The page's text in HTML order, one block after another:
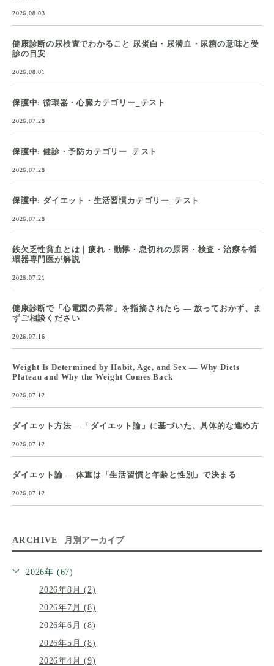
2026.08.03
健康診断の尿検査でわかること|尿蛋白・尿潜血・尿糖の意味と受
診の目安
2026.08.01
保護中: 循環器・心臓カテゴリー_テスト
2026.07.28
保護中: 健診・予防カテゴリー_テスト
2026.07.28
保護中: ダイエット・生活習慣カテゴリー_テスト
2026.07.28
鉄欠乏性貧血とは｜疲れ・動悸・息切れの原因・検査・治療を循
環器専門医が解説
2026.07.21
健康診断で「心電図の異常」を指摘されたら ― 放っておかず、ま
ずご相談ください
2026.07.16
Weight Is Determined by Habit, Age, and Sex — Why Diets
Plateau and Why the Weight Comes Back
2026.07.12
ダイエット方法 ―「ダイエット論」に基づいた、具体的な進め方
2026.07.12
ダイエット論 ― 体重は「生活習慣と年齢と性別」で決まる
2026.07.12
ARCHIVE 月別アーカイブ
2026年 (67)
2026年8月 (2)
2026年7月 (8)
2026年6月 (8)
2026年5月 (8)
2026年4月 (9)